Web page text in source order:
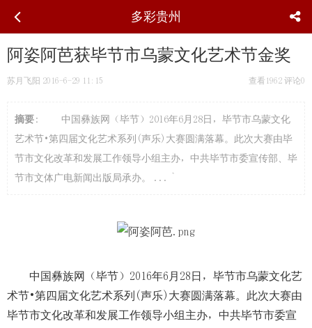
多彩贵州
阿姿阿芭获毕节市乌蒙文化艺术节金奖
苏月飞阳 2016-6-29 11:15 查看1962 评论0
摘要 : 中国彝族网（毕节）2016年6月28日，毕节市乌蒙文化
艺术节•第四届文化艺术系列(声乐)大赛圆满落幕。此次大赛由毕
节市文化改革和发展工作领导小组主办，中共毕节市委宣传部、毕
节市文体广电新闻出版局承办。 ... `
中国彝族网（毕节）2016年6月28日，毕节市乌蒙文化艺
术节•第四届文化艺术系列(声乐)大赛圆满落幕。此次大赛由
毕节市文化改革和发展工作领导小组主办，中共毕节市委宣